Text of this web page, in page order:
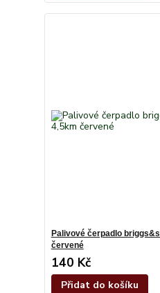
Palivové čerpadlo
červené
140 Kč
Přidat do košíku